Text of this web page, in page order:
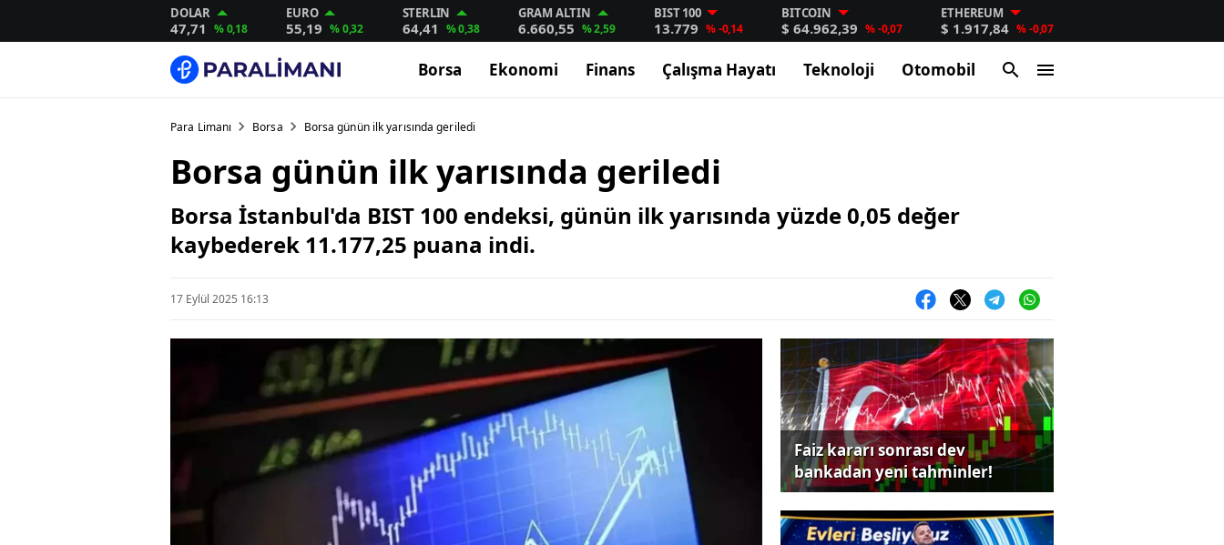
DOLAR
47,71 % 0,18
EURO
55,19 % 0,32
STERLIN
64,41 % 0,38
GRAM ALTIN
6.660,55 % 2,59
BIST 100
13.779 % -0,14
BITCOIN
$ 64.962,39 % -0,07
ETHEREUM
$ 1.917,84 % -0,07
Borsa Ekonomi Finans Çalışma Hayatı Teknoloji Otomobil
Para Limanı Borsa Borsa günün ilk yarısında geriledi
Borsa günün ilk yarısında geriledi
Borsa İstanbul'da BIST 100 endeksi, günün ilk yarısında yüzde 0,05 değer
kaybederek 11.177,25 puana indi.
17 Eylül 2025 16:13
Faiz kararı sonrası dev
bankadan yeni tahminler!